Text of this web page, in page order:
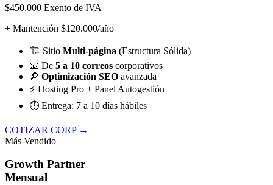
$450.000 Exento de IVA
+ Mantención $120.000/año
🏗️ Sitio Multi-página (Estructura Sólida)
📧 De 5 a 10 correos corporativos
🔎 Optimización SEO avanzada
⚡ Hosting Pro + Panel Autogestión
⏱️ Entrega: 7 a 10 días hábiles
COTIZAR CORP →
Más Vendido
Growth Partner
Mensual